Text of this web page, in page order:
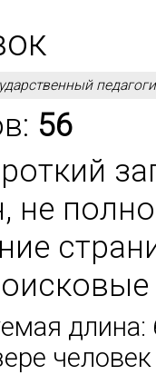
56
не
длина: